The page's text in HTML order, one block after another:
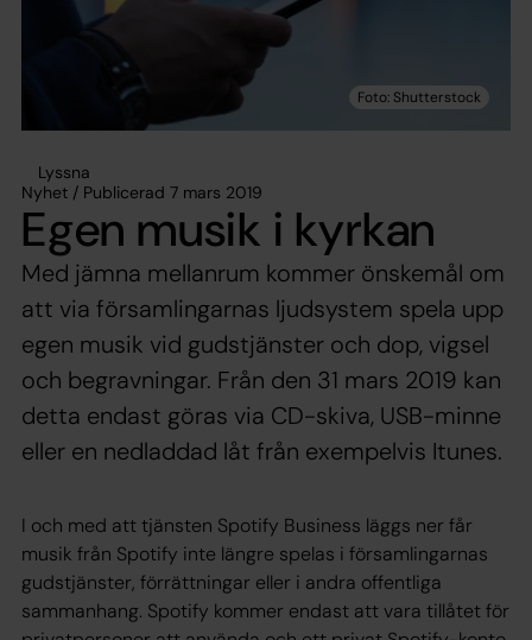
Lyssna
Nyhet / Publicerad 7 mars 2019
Egen musik i kyrkan
Med jämna mellanrum kommer önskemål om
att via församlingarnas ljudsystem spela upp
egen musik vid gudstjänster och dop, vigsel
och begravningar. Från den 31 mars 2019 kan
detta endast göras via CD-skiva, USB-minne
eller en nedladdad låt från exempelvis Itunes.
I och med att tjänsten Spotify Business läggs ner får
musik från Spotify inte längre spelas i församlingarnas
gudstjänster, förrättningar eller i andra offentliga
sammanhang. Spotify kommer endast att vara tillåtet för